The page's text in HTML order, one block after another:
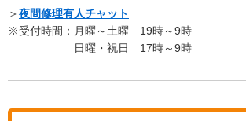
＞夜間修理有人チャット
※受付時間：月曜～土曜 19時～9時
日曜・祝日 17時～9時